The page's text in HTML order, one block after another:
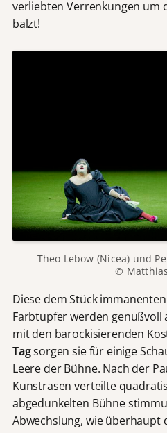
verliebten Verrenkungen um
balzt!
Theo Lebow (Nicea) und
©
Diese dem Stück
Farbtupfer werden genußvoll
mit den barockisierenden
Tagsorgen sie für einige
Leere der Bühne. Nach der
Kunstrasen verteilte
abgedunkelten Bühne
Abwechslung, wie überhaupt